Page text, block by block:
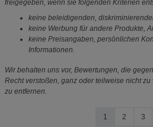
freigegeben, wenn sie folgenden Kriterien
keine beleidigenden,
keine Werbung für andere Produkte,
keine Preisangaben, persönlichen
Informationen.
Wir behalten uns vor, Bewertungen, die
Recht verstoßen, ganz oder teilweise nicht
zu entfernen.
1 2 3